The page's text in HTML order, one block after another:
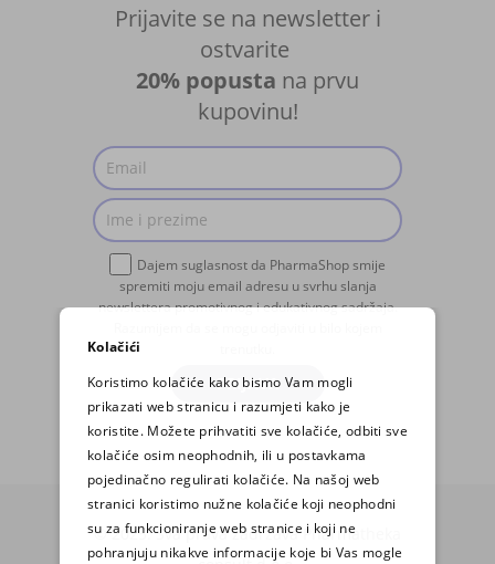
Prijavite se na newsletter i
ostvarite
20% popusta na prvu
kupovinu!
Dajem suglasnost da PharmaShop smije
spremiti moju email adresu u svrhu slanja
newslettera promotivnog i edukativnog sadržaja.
PRIJAVA
© 2025. Sva prava zadržava Pharmatheka
Kolačići
Koristimo kolačiće kako bismo Vam mogli
prikazati web stranicu i razumjeti kako je
koristite. Možete prihvatiti sve kolačiće, odbiti sve
kolačiće osim neophodnih, ili u postavkama
pojedinačno regulirati kolačiće. Na našoj web
stranici koristimo nužne kolačiće koji neophodni
su za funkcioniranje web stranice i koji ne
pohranjuju nikakve informacije koje bi Vas mogle